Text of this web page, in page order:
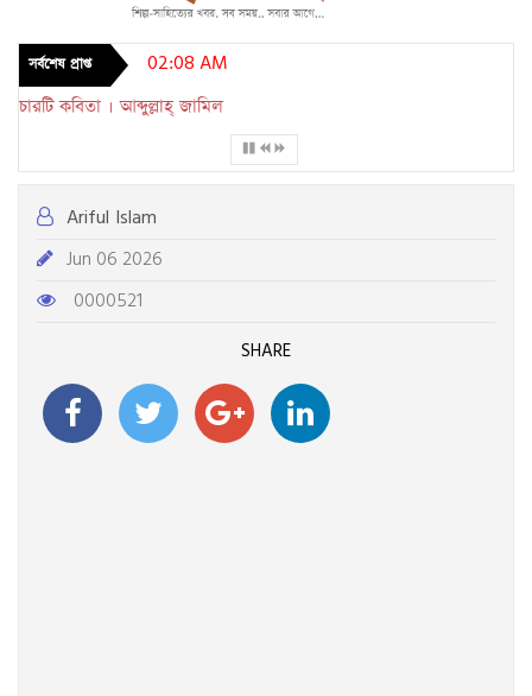
সর্বশেষ প্রাপ্ত 02:08 AM
চারটি কবিতা । আব্দুল্লাহ্ জামিল
Ariful Islam
Jun 06 2026
0000521
SHARE